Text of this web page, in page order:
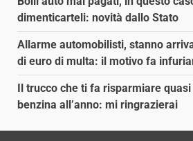
dimenticarteli: novità dallo Stato
Allarme automobilisti, stanno
di euro di multa: il motivo fa
Il trucco che ti fa risparmiare
benzina all’anno: mi ringrazierai